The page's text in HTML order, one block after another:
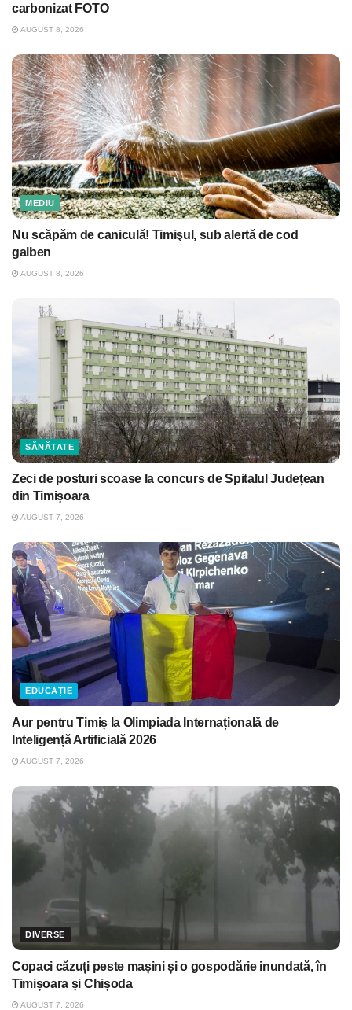
carbonizat FOTO
AUGUST 8, 2026
MEDIU
Nu scăpăm de caniculă! Timişul, sub alertă de cod
galben
AUGUST 8, 2026
SĂNĂTATE
Zeci de posturi scoase la concurs de Spitalul Județean
din Timișoara
AUGUST 7, 2026
EDUCAȚIE
Aur pentru Timiș la Olimpiada Internațională de
Inteligență Artificială 2026
AUGUST 7, 2026
DIVERSE
Copaci căzuți peste mașini și o gospodărie inundată, în
Timișoara și Chișoda
AUGUST 7, 2026